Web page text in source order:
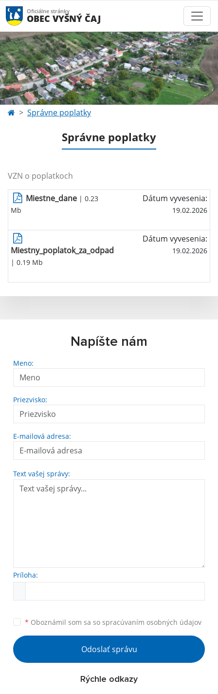
Oficiálne stránky
OBEC VYŠNÝ ČAJ
Správne poplatky
Správne poplatky
VZN o poplatkoch
Miestne_dane | 0.23
Mb
Dátum vyvesenia:
19.02.2026
Miestny_poplatok_za_odpad
| 0.19 Mb
Dátum vyvesenia:
19.02.2026
Napíšte nám
Meno:
Priezvisko:
E-mailová adresa:
Text vašej správy:
Príloha:
* Oboznámil som sa so spracúvaním osobných údajov
Odoslať správu
Rýchle odkazy